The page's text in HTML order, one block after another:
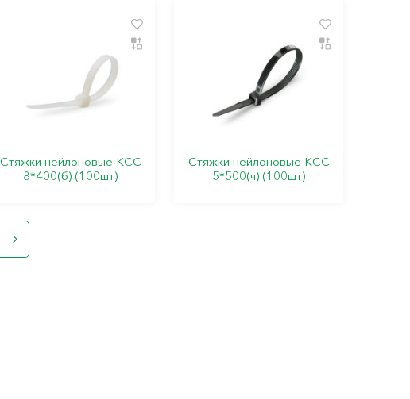
Стяжки нейлоновые КСС
8*400(б) (100шт)
Стяжки нейлоновые КСС
5*500(ч) (100шт)